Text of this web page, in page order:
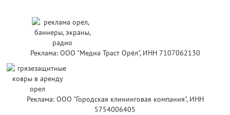
Реклама: ООО "Медиа Траст Орёл", ИНН 7107062130
Реклама: ООО "Городская клининговая компания", ИНН
5754006405